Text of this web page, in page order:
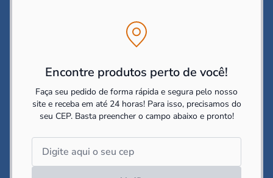
Encontre produtos perto de você!
Faça seu pedido de forma rápida e segura pelo nosso
site e receba em até 24 horas! Para isso, precisamos do
seu CEP. Basta preencher o campo abaixo e pronto!
Digite seu WhatsApp (Opcional)
Construir Reformar Decorar
Li e concordo com aspoliticas de cookies e políticas de